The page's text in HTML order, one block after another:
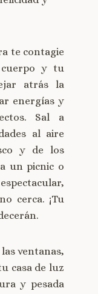
te contagie
y tu
atrás la
energías y
Sal a
al aire
y de los
un picnic o
cerca. ¡Tu
ventanas,
casa de luz
y pesada